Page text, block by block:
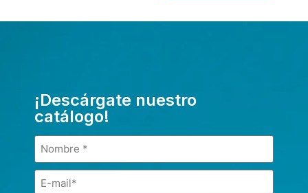
¡Descárgate nuestro
catálogo!